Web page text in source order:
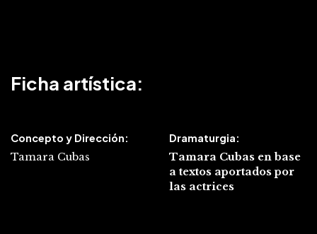
Ficha artística:
Concepto y Dirección:
Tamara Cubas
Dramaturgia:
Tamara Cubas en base
a textos aportados por
las actrices